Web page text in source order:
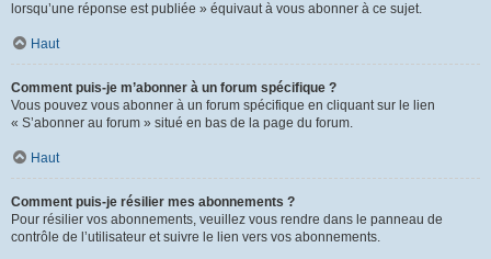
lorsqu’une réponse est publiée » équivaut à vous abonner à ce sujet.
Haut
Comment puis-je m’abonner à un forum spécifique ?
Vous pouvez vous abonner à un forum spécifique en cliquant sur le lien
« S’abonner au forum » situé en bas de la page du forum.
Haut
Comment puis-je résilier mes abonnements ?
Pour résilier vos abonnements, veuillez vous rendre dans le panneau de
contrôle de l’utilisateur et suivre le lien vers vos abonnements.